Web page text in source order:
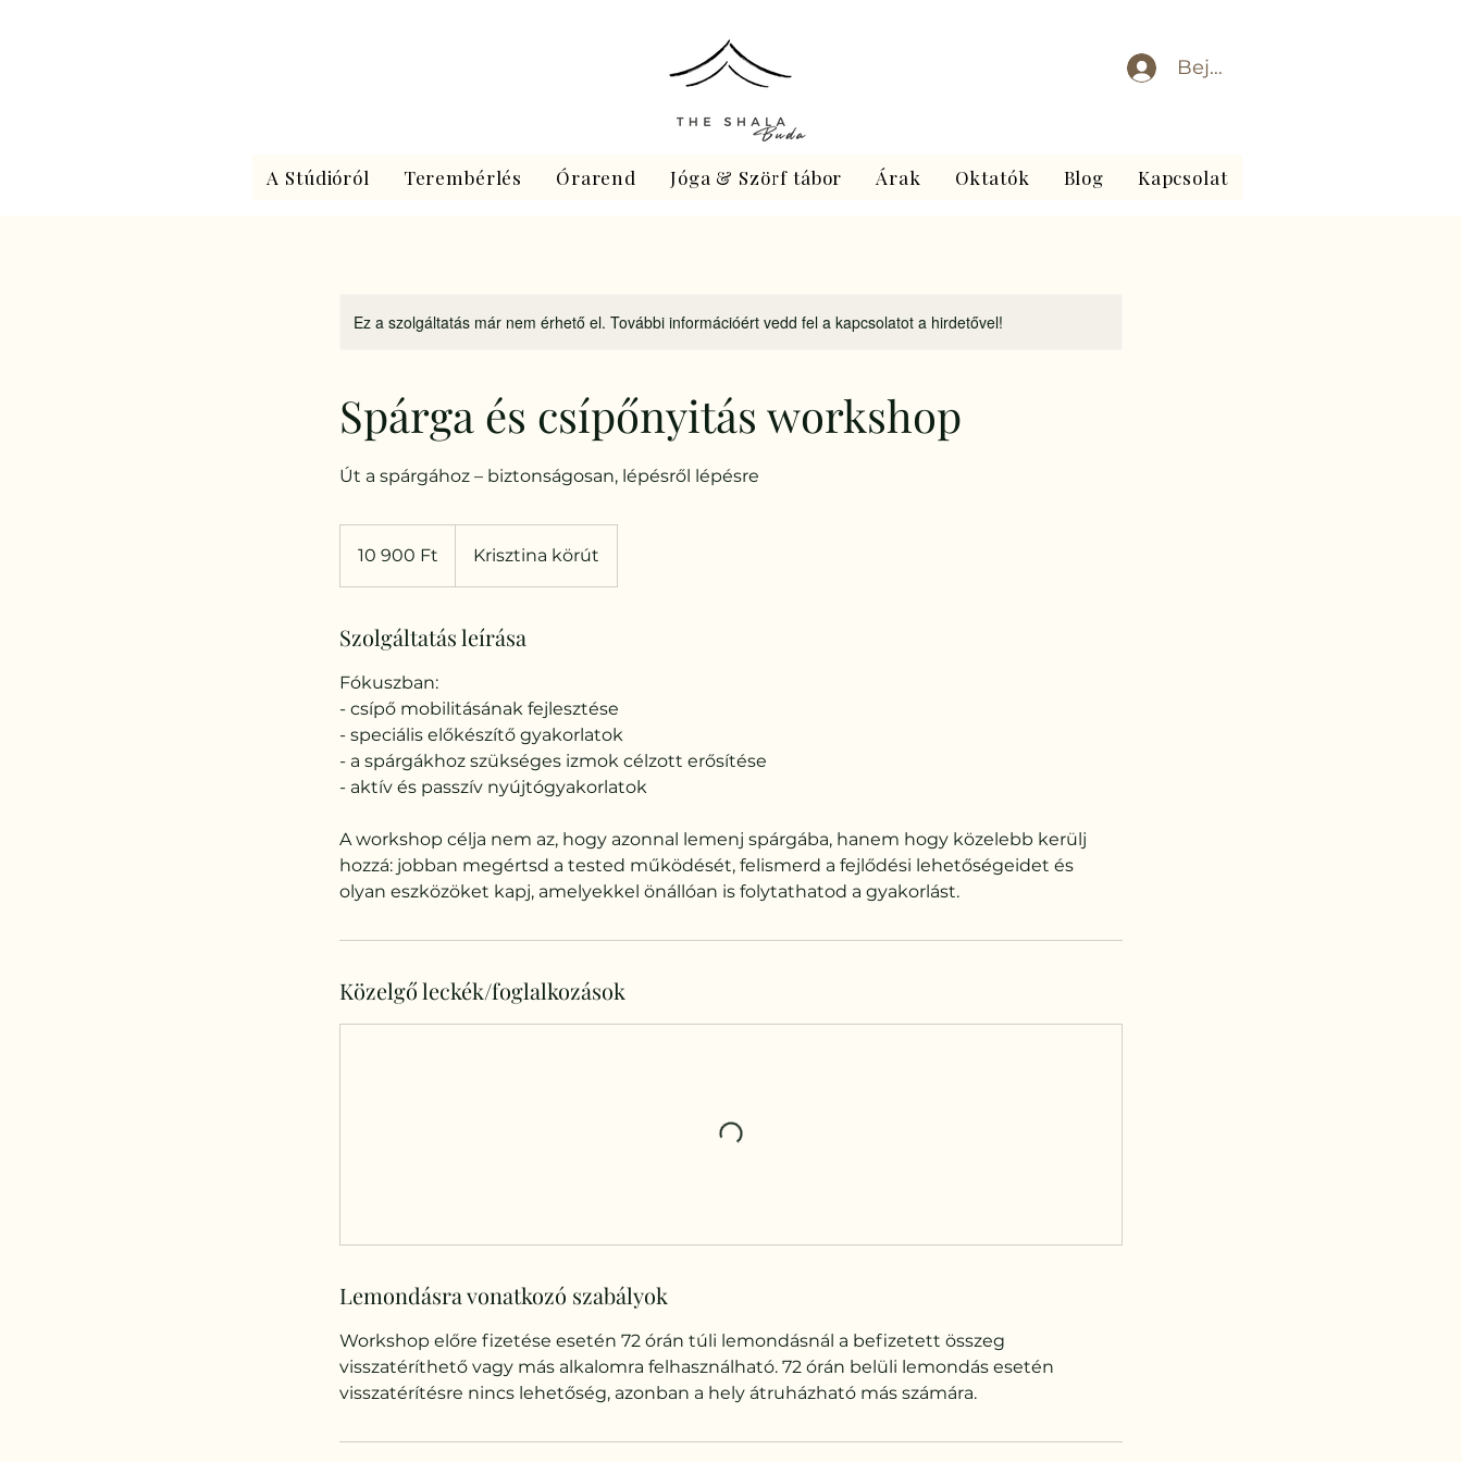
Bejelentkezés
A Stúdióról Terembérlés Órarend Jóga & Szörf tábor Árak Oktatók Blog Kapcsolat
Ez a szolgáltatás már nem érhető el. További információért vedd fel a kapcsolatot a hirdetővel!
Spárga és csípőnyitás workshop
Út a spárgához – biztonságosan, lépésről lépésre
forint10 900 Ft Krisztina körút
Szolgáltatás leírása
Fókuszban:
- csípő mobilitásának fejlesztése
- speciális előkészítő gyakorlatok
- a spárgákhoz szükséges izmok célzott erősítése
- aktív és passzív nyújtógyakorlatok
A workshop célja nem az, hogy azonnal lemenj spárgába, hanem hogy közelebb kerülj
hozzá: jobban megértsd a tested működését, felismerd a fejlődési lehetőségeidet és
olyan eszközöket kapj, amelyekkel önállóan is folytathatod a gyakorlást.
Közelgő leckék/foglalkozások
Lemondásra vonatkozó szabályok
Workshop előre fizetése esetén 72 órán túli lemondásnál a befizetett összeg
visszatéríthető vagy más alkalomra felhasználható. 72 órán belüli lemondás esetén
visszatérítésre nincs lehetőség, azonban a hely átruházható más számára.